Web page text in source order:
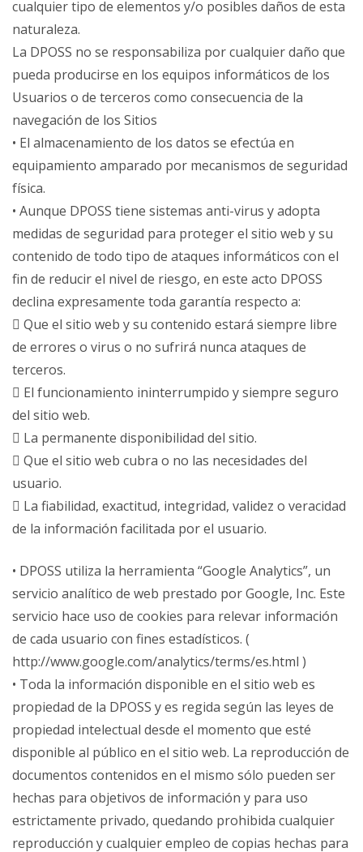
cualquier tipo de elementos y/o posibles daños de esta
naturaleza.
La DPOSS no se responsabiliza por cualquier daño que
pueda producirse en los equipos informáticos de los
Usuarios o de terceros como consecuencia de la
navegación de los Sitios
• El almacenamiento de los datos se efectúa en
equipamiento amparado por mecanismos de seguridad
física.
• Aunque DPOSS tiene sistemas anti-virus y adopta
medidas de seguridad para proteger el sitio web y su
contenido de todo tipo de ataques informáticos con el
fin de reducir el nivel de riesgo, en este acto DPOSS
declina expresamente toda garantía respecto a:
 Que el sitio web y su contenido estará siempre libre
de errores o virus o no sufrirá nunca ataques de
terceros.
 El funcionamiento ininterrumpido y siempre seguro
del sitio web.
 La permanente disponibilidad del sitio.
 Que el sitio web cubra o no las necesidades del
usuario.
 La fiabilidad, exactitud, integridad, validez o veracidad
de la información facilitada por el usuario.
• DPOSS utiliza la herramienta “Google Analytics”, un
servicio analítico de web prestado por Google, Inc. Este
servicio hace uso de cookies para relevar información
de cada usuario con fines estadísticos. (
http://www.google.com/analytics/terms/es.html )
• Toda la información disponible en el sitio web es
propiedad de la DPOSS y es regida según las leyes de
propiedad intelectual desde el momento que esté
disponible al público en el sitio web. La reproducción de
documentos contenidos en el mismo sólo pueden ser
hechas para objetivos de información y para uso
estrictamente privado, quedando prohibida cualquier
reproducción y cualquier empleo de copias hechas para